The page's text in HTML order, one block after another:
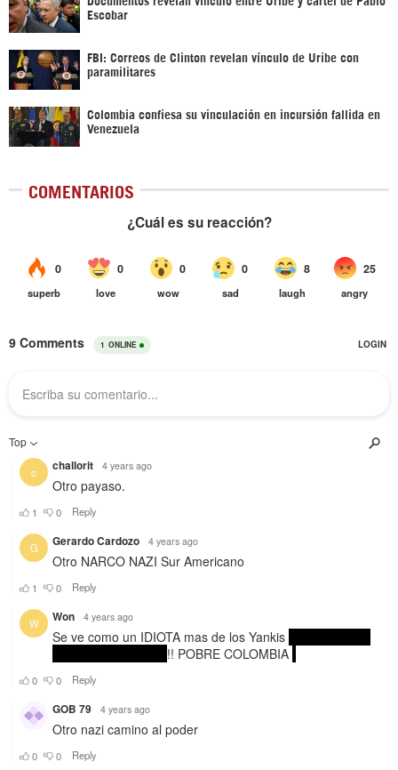
Escobar
FBI: Correos de Clinton revelan vínculo de Uribe con
paramilitares
Colombia confiesa su vinculación en incursión fallida en
Venezuela
COMENTARIOS